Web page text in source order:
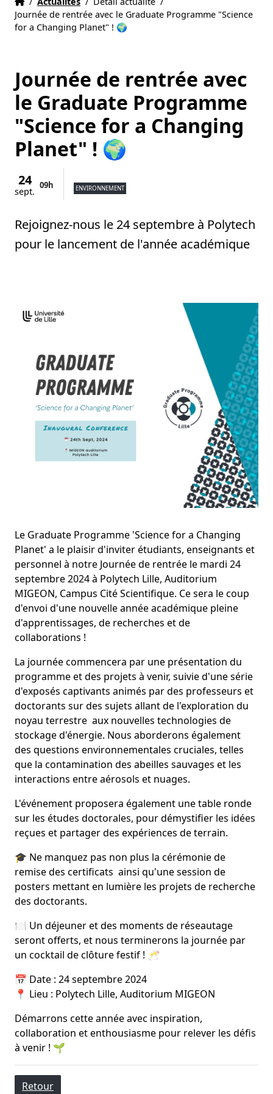
Journée de rentrée avec le Graduate Programme "Science
for a Changing Planet" ! 🌍
Journée de rentrée avec
le Graduate Programme
"Science for a Changing
Planet" ! 🌍
24
sept.
09h ENVIRONNEMENT
Rejoignez-nous le 24 septembre à Polytech
pour le lancement de l'année académique
Le Graduate Programme 'Science for a Changing
Planet' a le plaisir d'inviter étudiants, enseignants et
personnel à notre Journée de rentrée le mardi 24
septembre 2024 à Polytech Lille, Auditorium
MIGEON, Campus Cité Scientifique. Ce sera le coup
d'envoi d'une nouvelle année académique pleine
d'apprentissages, de recherches et de
collaborations !
La journée commencera par une présentation du
programme et des projets à venir, suivie d'une série
d'exposés captivants animés par des professeurs et
doctorants sur des sujets allant de l'exploration du
noyau terrestre aux nouvelles technologies de
stockage d'énergie. Nous aborderons également
des questions environnementales cruciales, telles
que la contamination des abeilles sauvages et les
interactions entre aérosols et nuages.
L'événement proposera également une table ronde
sur les études doctorales, pour démystifier les idées
reçues et partager des expériences de terrain.
🎓 Ne manquez pas non plus la cérémonie de
remise des certificats ainsi qu'une session de
posters mettant en lumière les projets de recherche
des doctorants.
🍽️ Un déjeuner et des moments de réseautage
seront offerts, et nous terminerons la journée par
un cocktail de clôture festif ! 🥂
📅 Date : 24 septembre 2024
📍 Lieu : Polytech Lille, Auditorium MIGEON
Démarrons cette année avec inspiration,
collaboration et enthousiasme pour relever les défis
à venir ! 🌱
Retour